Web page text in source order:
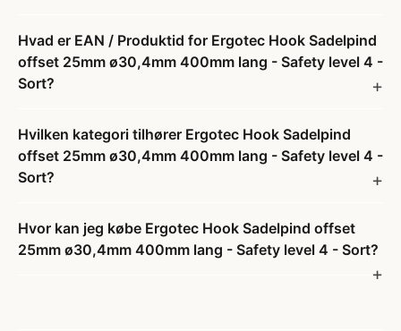
Hvad er EAN / Produktid for Ergotec Hook Sadelpind
offset 25mm ø30,4mm 400mm lang - Safety level 4 -
Sort?
Hvilken kategori tilhører Ergotec Hook Sadelpind
offset 25mm ø30,4mm 400mm lang - Safety level 4 -
Sort?
Hvor kan jeg købe Ergotec Hook Sadelpind offset
25mm ø30,4mm 400mm lang - Safety level 4 - Sort?